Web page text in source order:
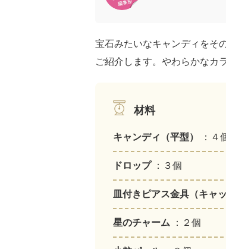
宝石みたいなキャンディをそ
ご紹介します。やわらかなカ
材料
キャンディ（平型） ：４
ドロップ ：３個
皿付きピアス金具（キャ
星のチャーム ：２個